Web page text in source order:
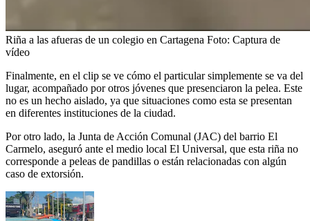
Riña a las afueras de un colegio en Cartagena Foto: Captura de
vídeo
Finalmente, en el clip se ve cómo el particular simplemente se va del
lugar, acompañado por otros jóvenes que presenciaron la pelea. Este
no es un hecho aislado, ya que situaciones como esta se presentan
en diferentes instituciones de la ciudad.
Por otro lado, la Junta de Acción Comunal (JAC) del barrio El
Carmelo, aseguró ante el medio local El Universal, que esta riña no
corresponde a peleas de pandillas o están relacionadas con algún
caso de extorsión.